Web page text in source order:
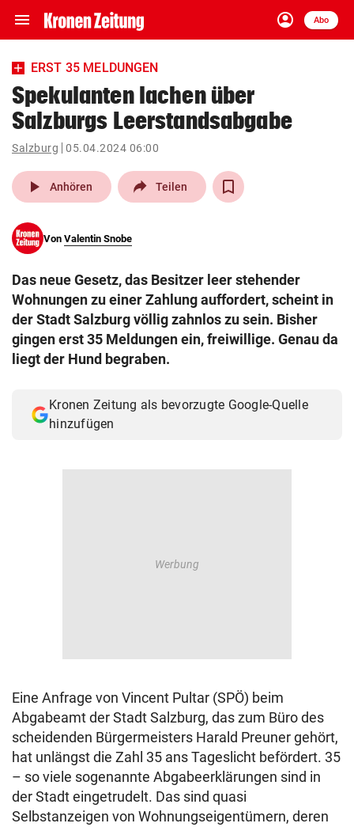
menu Navigation
ein-/ausklappen
account_circle
Anmelden
Abo
close Schließen
account_circle Anmelden
arrow_right
pin_drop
Wien arrow_right
search
eingeben
© Krone Multimedia GmbH & Co KG 2026
ERST 35 MELDUNGEN
Spekulanten lachen über
Salzburgs Leerstandsabgabe
Salzburg 05.04.2024 06:00
play_arrow Anhören Teilen
Von Valentin Snobe
Das neue Gesetz, das Besitzer leer stehender
Wohnungen zu einer Zahlung auffordert, scheint in
der Stadt Salzburg völlig zahnlos zu sein. Bisher
gingen erst 35 Meldungen ein, freiwillige. Genau da
liegt der Hund begraben.
Kronen Zeitung als bevorzugte Google-Quelle
hinzufügen
Eine Anfrage von Vincent Pultar (SPÖ) beim
Abgabeamt der Stadt Salzburg, das zum Büro des
scheidenden Bürgermeisters Harald Preuner gehört,
hat unlängst die Zahl 35 ans Tageslicht befördert. 35
– so viele sogenannte Abgabeerklärungen sind in
der Stadt eingetrudelt. Das sind quasi
Selbstanzeigen von Wohnungseigentümern, deren